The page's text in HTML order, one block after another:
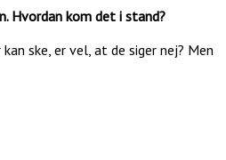
Hvordan kom det i stand?
ske, er vel, at de siger nej? Men